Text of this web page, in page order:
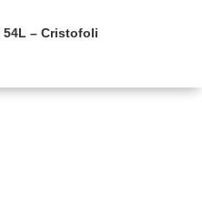
– Cristofoli